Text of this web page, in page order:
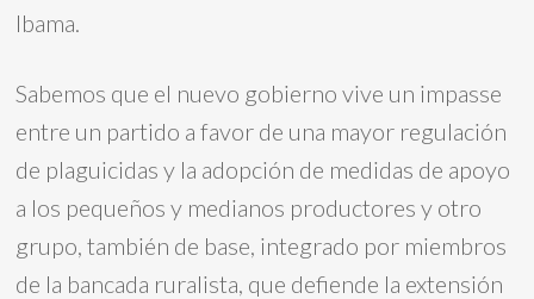
Ibama.
Sabemos que el nuevo gobierno vive un impasse
entre un partido a favor de una mayor regulación
de plaguicidas y la adopción de medidas de apoyo
a los pequeños y medianos productores y otro
grupo, también de base, integrado por miembros
de la bancada ruralista, que defiende la extensión